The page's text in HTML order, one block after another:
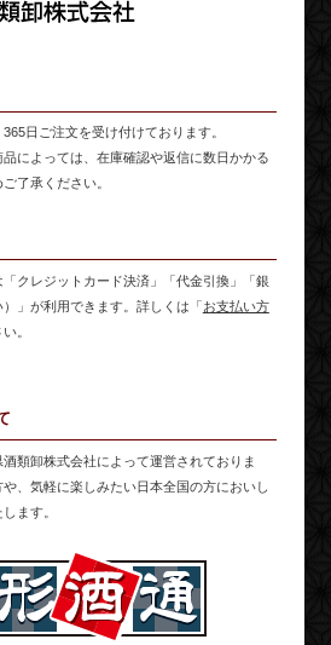
日ご注文を受け付けております。
によっては、在庫確認や返信に数日かかる
了承ください。
クレジットカード決済」「代金引換」「銀
」が利用できます。詳しくは「お支払い方
。
類卸株式会社によって運営されておりま
、気軽に楽しみたい日本全国の方においし
ます。